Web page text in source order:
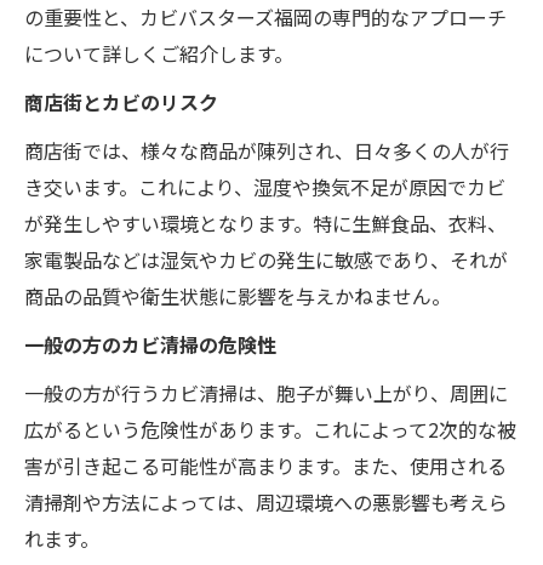
の重要性と、カビバスターズ福岡の専門的なアプローチ
について詳しくご紹介します。
商店街とカビのリスク
商店街では、様々な商品が陳列され、日々多くの人が行
き交います。これにより、湿度や換気不足が原因でカビ
が発生しやすい環境となります。特に生鮮食品、衣料、
家電製品などは湿気やカビの発生に敏感であり、それが
商品の品質や衛生状態に影響を与えかねません。
一般の方のカビ清掃の危険性
一般の方が行うカビ清掃は、胞子が舞い上がり、周囲に
広がるという危険性があります。これによって2次的な被
害が引き起こる可能性が高まります。また、使用される
清掃剤や方法によっては、周辺環境への悪影響も考えら
れます。